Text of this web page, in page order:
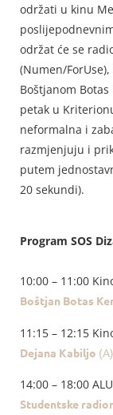
održati u kinu
održat će se
(Numen/
Boštjanom
petak u
neformalna i
razmjenjuju i
putem
20 sekundi).
Program SOS
10:00 – 11:00
Boštjan Botas
11:15 – 12:15
Dejana Kabiljo (A)
14:00 – 18:00 ALU
Studentske